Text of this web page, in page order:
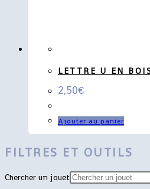
LETTRE U EN
2,50€
Ajouter au panier
FILTRES ET OUTILS
Chercher un jouet